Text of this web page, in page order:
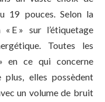
19 pouces. Selon la
E » sur l’étiquetage
Toutes les
en ce qui concerne
plus, elles possèdent
un volume de bruit